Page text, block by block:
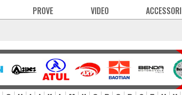
PROVE VIDEO ACCESSORI